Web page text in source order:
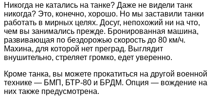
Никогда не катались на танке? Даже не видели танк
никогда? Это, конечно, хорошо. Но мы заставили танки
работать в мирных целях. Досуг, непохожий ни на что,
чем вы занимались прежде. Бронированная машина,
развивающая по бездорожью скорость до 80 км/ч.
Махина, для которой нет преград. Выглядит
внушительно, стреляет громко, едет уверенно.
Кроме танка, вы можете прокатиться на другой военной
технике — БМП, БТР-80 и БРДМ. Опция — вождение на
них также предусмотрена.